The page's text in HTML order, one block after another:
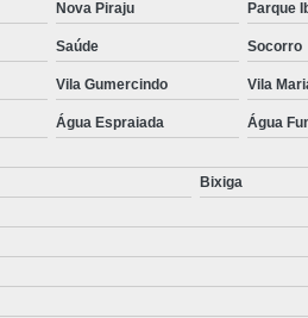
Nova Piraju Parque
Saúde Socorro
Vila Gumercindo Vila
Água Espraiada
Água
Bixiga